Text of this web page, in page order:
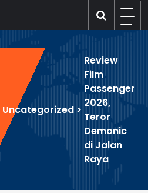
Uncategorized >
Review
Film
Passenger
2026,
Teror
Demonic
di Jalan
Raya